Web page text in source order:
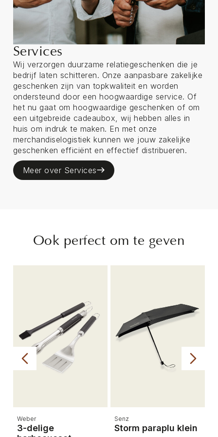
Services
Wij verzorgen duurzame relatiegeschenken die je
bedrijf laten schitteren. Onze aanpasbare zakelijke
geschenken zijn van topkwaliteit en worden
ondersteund door een hoogwaardige service. Of
het nu gaat om hoogwaardige geschenken of om
een uitgebreide cadeaubox, wij hebben alles in
huis om indruk te maken. En met onze
merchandiselogistiek kunnen we jouw zakelijke
geschenken efficiënt en effectief distribueren.
Meer over Services
Ook perfect om te geven
Weber
3-delige
Senz
Storm paraplu klein